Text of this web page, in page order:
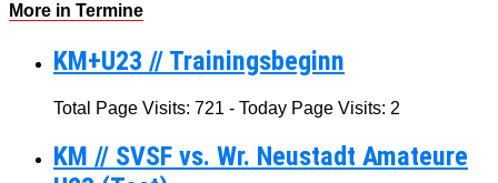
More in Termine
KM+U23 // Trainingsbeginn
Total Page Visits: 721 - Today Page Visits: 2
KM // SVSF vs. Wr. Neustadt Amateure